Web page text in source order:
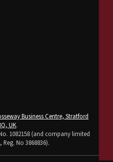
Business Centre, Stratford
UK.
1082158 (and company limited
No 3868836).